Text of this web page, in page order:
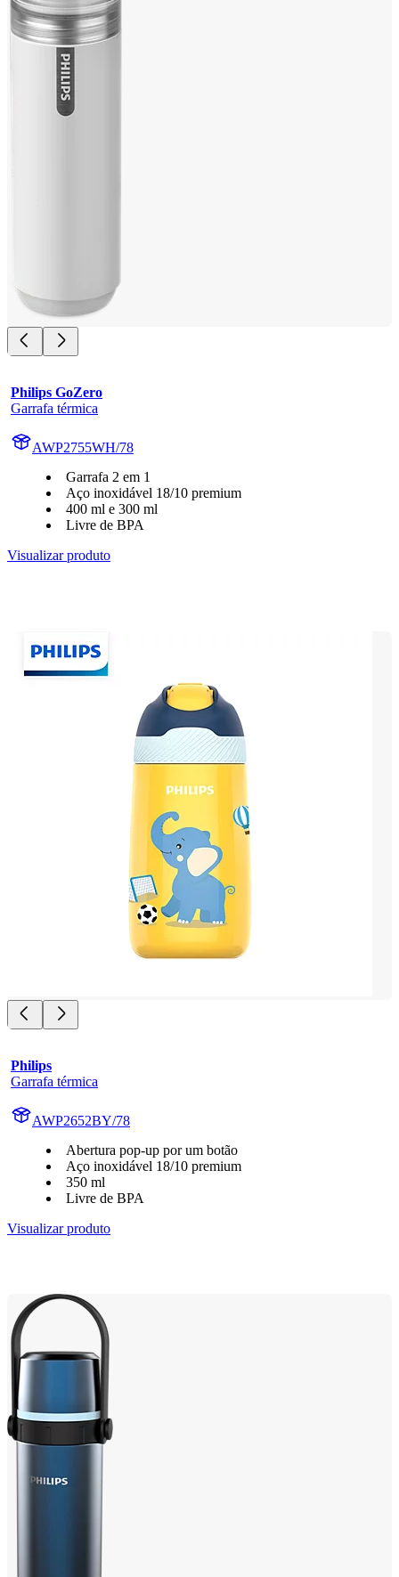
Philips GoZero
Garrafa térmica
AWP2755WH/78
Garrafa 2 em 1
Aço inoxidável 18/10 premium
400 ml e 300 ml
Livre de BPA
Visualizar produto
Philips
Garrafa térmica
AWP2652BY/78
Abertura pop-up por um botão
Aço inoxidável 18/10 premium
350 ml
Livre de BPA
Visualizar produto